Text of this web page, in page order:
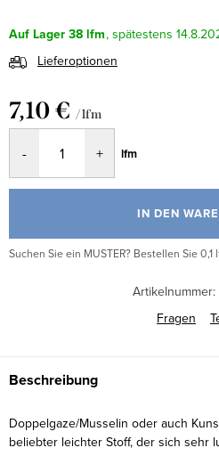
Auf Lager 38 lfm
Lieferoptionen
7,10 € / lfm
lfm
IN DEN
Suchen Sie ein MUSTER? Bestellen Sie
Artikelnummer:
Fragen
Beschreibung
Doppelgaze/Musselin oder auch
beliebter leichter Stoff, der sich sehr